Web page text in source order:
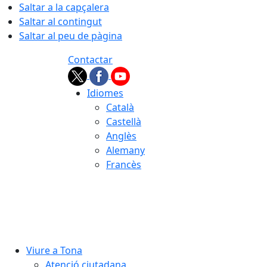
Saltar a la capçalera
Saltar al contingut
Saltar al peu de pàgina
Contactar
Idiomes
Català
Castellà
Anglès
Alemany
Francès
Viure a Tona